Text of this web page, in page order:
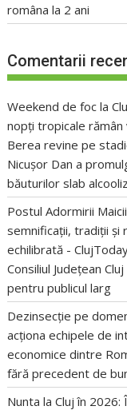
româna la 2 ani
Comentarii
Weekend de foc la
nopți tropicale rămân
Berea revine pe
Nicușor Dan a
băuturilor slab
Postul Adormirii
semnificații, tradiții și
echilibrată -
Consiliul Județean
pentru publicul larg
Dezinsecție pe
acționa echipele de
economice dintre
fără precedent de
Nunta la Cluj în